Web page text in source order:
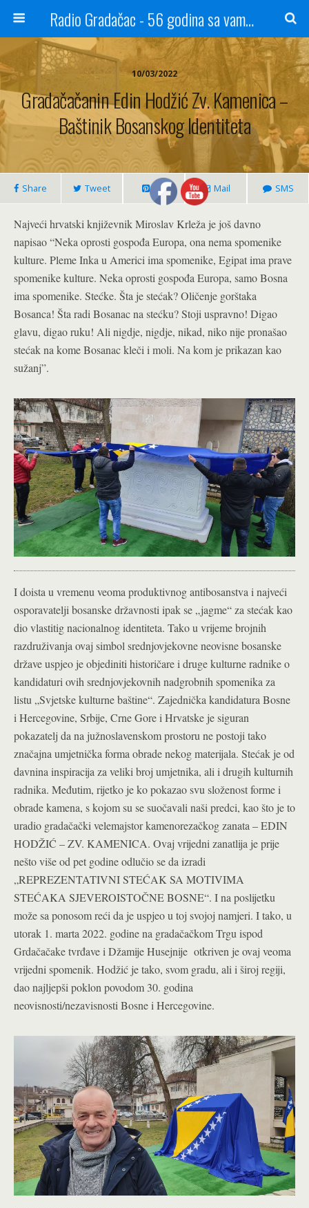
Radio Gradačac - 56 godina sa vama...
10/03/2022
Gradačačanin Edin Hodžić Zv. Kamenica –
Baštinik Bosanskog Identiteta
Share Tweet Pin Mail SMS
Najveći hrvatski književnik Miroslav Krleža je još davno
napisao “Neka oprosti gospođa Europa, ona nema spomenike
kulture. Pleme Inka u Americi ima spomenike, Egipat ima prave
spomenike kulture. Neka oprosti gospođa Europa, samo Bosna
ima spomenike. Stećke. Šta je stećak? Oličenje gorštaka
Bosanca! Šta radi Bosanac na stećku? Stoji uspravno! Digao
glavu, digao ruku! Ali nigdje, nigdje, nikad, niko nije pronašao
stećak na kome Bosanac kleči i moli. Na kom je prikazan kao
sužanj”.
I doista u vremenu veoma produktivnog antibosanstva i najveći
osporavatelji bosanske državnosti ipak se „jagme“ za stećak kao
dio vlastitig nacionalnog identiteta. Tako u vrijeme brojnih
razdruživanja ovaj simbol srednjovjekovne neovisne bosanske
države uspjeo je objediniti historičare i druge kulturne radnike o
kandidaturi ovih srednjovjekovnih nadgrobnih spomenika za
listu „Svjetske kulturne baštine“. Zajednička kandidatura Bosne
i Hercegovine, Srbije, Crne Gore i Hrvatske je siguran
pokazatelj da na južnoslavenskom prostoru ne postoji tako
značajna umjetnička forma obrade nekog materijala. Stećak je od
davnina inspiracija za veliki broj umjetnika, ali i drugih kulturnih
radnika. Međutim, rijetko je ko pokazao svu složenost forme i
obrade kamena, s kojom su se suočavali naši predci, kao što je to
uradio gradačački velemajstor kamenorezačkog zanata – EDIN
HODŽIĆ – ZV. KAMENICA. Ovaj vrijedni zanatlija je prije
nešto više od pet godine odlučio se da izradi
„REPREZENTATIVNI STEĆAK SA MOTIVIMA
STEĆAKA SJEVEROISTOČNE BOSNE“. I na poslijetku
može sa ponosom reći da je uspjeo u toj svojoj namjeri. I tako, u
utorak 1. marta 2022. godine na gradačačkom Trgu ispod
Grdačačake tvrđave i Džamije Husejnije otkriven je ovaj veoma
vrijedni spomenik. Hodžić je tako, svom gradu, ali i široj regiji,
dao najljepši poklon povodom 30. godina
neovisnosti/nezavisnosti Bosne i Hercegovine.